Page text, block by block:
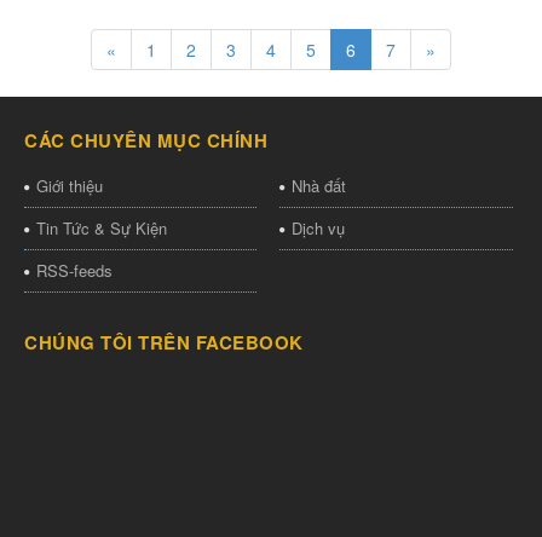
« 1 2 3 4 5 6 7 »
CÁC CHUYÊN MỤC CHÍNH
Giới thiệu
Nhà đất
Tin Tức & Sự Kiện
Dịch vụ
RSS-feeds
CHÚNG TÔI TRÊN FACEBOOK